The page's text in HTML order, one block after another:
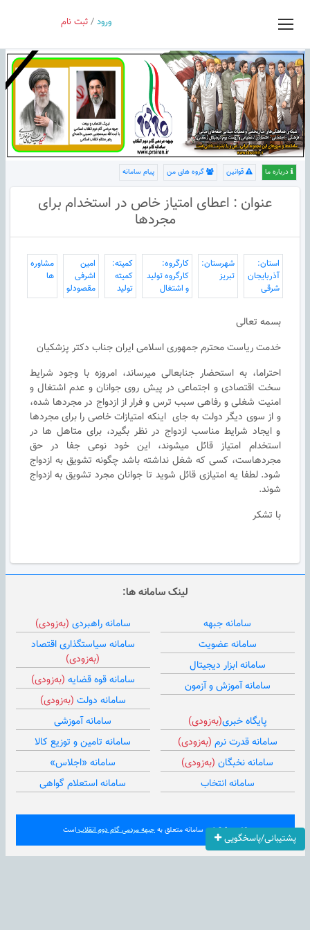
ورود / ثبت نام
درباره ما قوانین گروه های من پیام سامانه
عنوان : اعطای امتیاز خاص در استخدام برای
مجردها
استان:
آذربایجان
شرقی
شهرستان:
تبریز
کارگروه:
کارگروه تولید
و اشتغال
کمیته:
کمیته
تولید
امین
اشرفی
مقصودلو
مشاوره
ها
بسمه تعالی
خدمت ریاست محترم جمهوری اسلامی ایران جناب دکتر پزشکیان
احتراما، به استحضار جنابعالی میرساند، امروزه با وجود شرایط
سخت اقتصادی و اجتماعی در پیش روی جوانان و عدم اشتغال‌ و
امنیت شغلی و رفاهی سبب ترس و فرار از ازدواج در مجردها شده،
و از سوی دیگر دولت به جای اینکه امتیازات خاصی را برای مجردها
و ايجاد شرایط مناسب ازدواج در نظر بگیرد، برای متاهل ها در
استخدام امتیاز قائل ميشوند، این خود نوعی جفا در حق
مجردهاست، کسی که شغل نداشته باشد چگونه تشویق به ازدواج
شود. لطفا یه امتیازی قائل شوید تا جوانان مجرد تشویق به ازدواج
شوند.
با تشکر
پشتیبانی/پاسخگویی
لینک سامانه ها:
سامانه جبهه
سامانه عضویت
سامانه ابزار دیجیتال
سامانه آموزش و آزمون
سامانه راهبردی (به‌زودی)
سامانه سیاستگذاری اقتصاد
(به‌زودی)
سامانه قوه قضایه (به‌زودی)
سامانه دولت (به‌زودی)
پایگاه خبری(به‌زودی)
سامانه قدرت نرم (به‌زودی)
سامانه نخبگان (به‌زودی)
سامانه انتخاب
سامانه آموزشی
سامانه تامین و توزیع کالا
سامانه «اجلاس»
سامانه استعلام گواهی
کلیه حقوق این سامانه متعلق به جبهه مردمی گام دوم انقلاباست